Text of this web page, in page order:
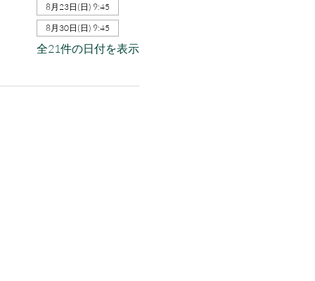
8月23日(日) 9:45
8月30日(日) 9:45
全21件の日付を表示